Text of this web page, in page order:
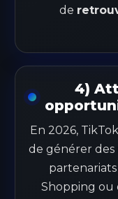
de
4)
En 2026,
de générer des
Shopping ou